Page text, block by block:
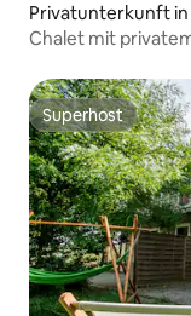
Privatunterkunft
Chalet mit
Superhost
Superhost